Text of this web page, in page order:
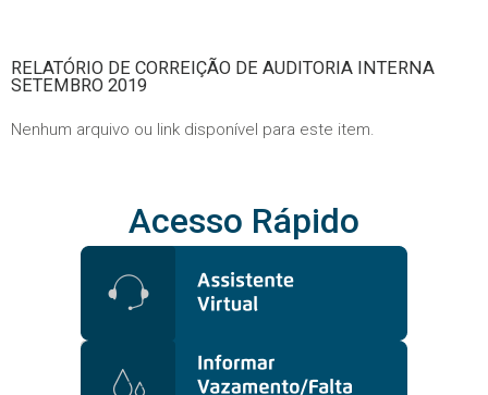
RELATÓRIO DE CORREIÇÃO DE AUDITORIA INTERNA
SETEMBRO 2019
Nenhum arquivo ou link disponível para este item.
Acesso Rápido